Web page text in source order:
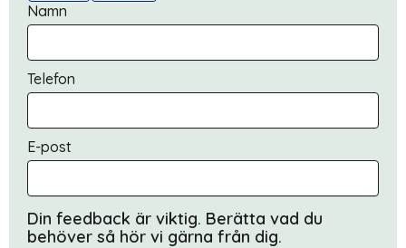
Namn
Telefon
E-post
Din feedback är viktig. Berätta vad du
behöver så hör vi gärna från dig.